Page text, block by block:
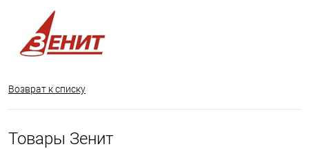
Возврат к списку
Товары Зенит